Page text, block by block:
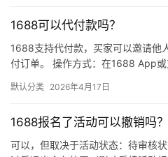
1688可以代付款吗？
1688支持代付款，买家可以邀请他
付订单。 操作方式：在1688 App
默认分类 2026年4月17日
1688报名了活动可以撤销吗？
可以，但取决于活动状态：待审核